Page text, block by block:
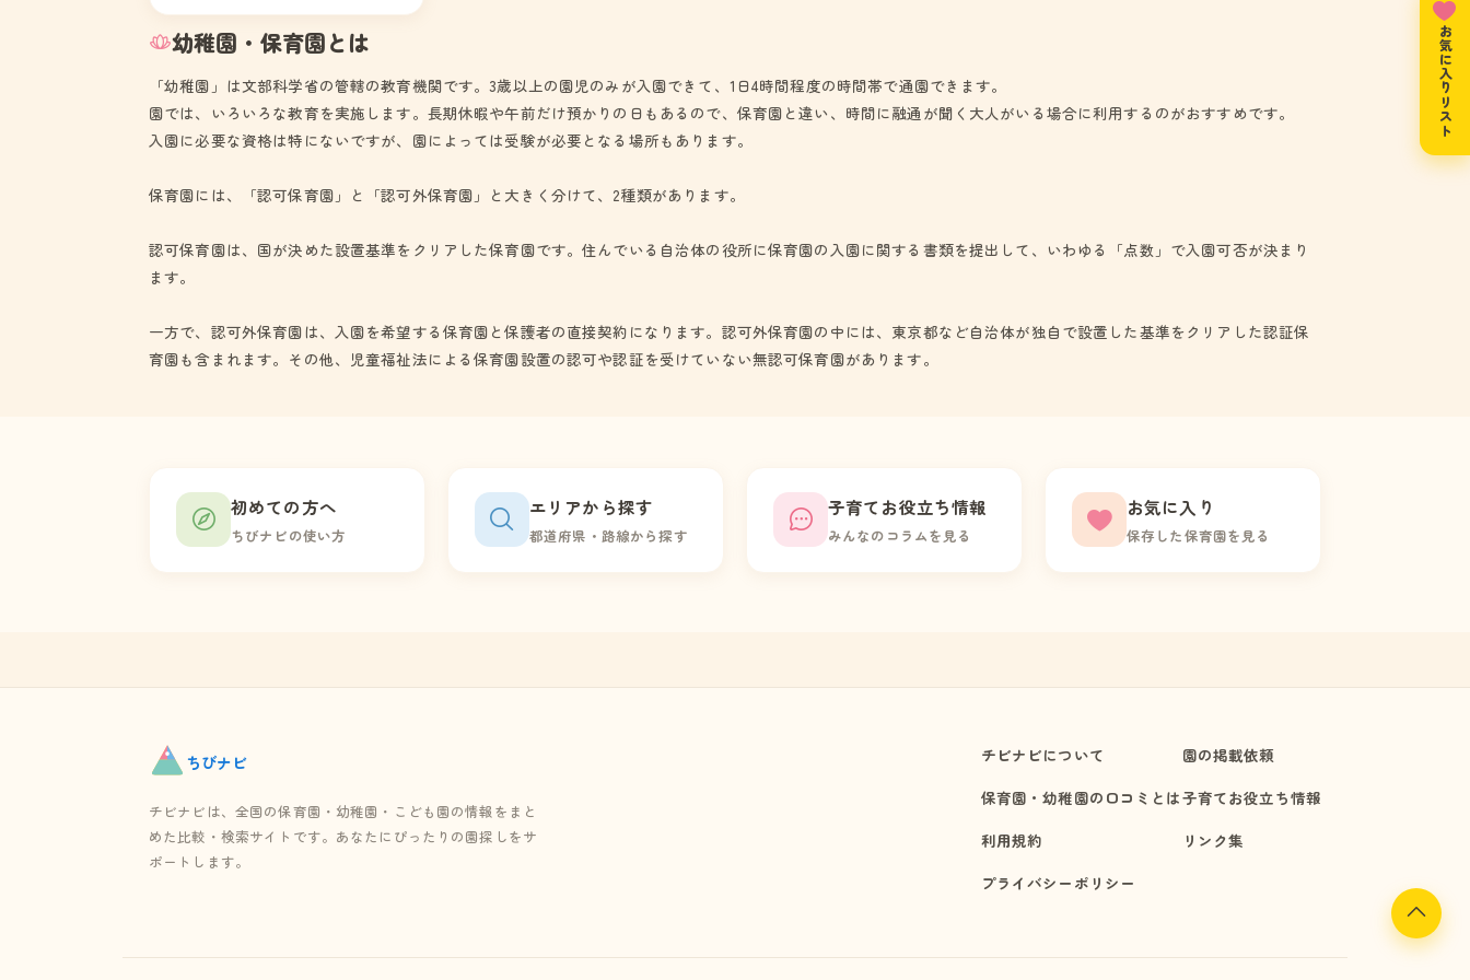
幼稚園・保育園とは
「幼稚園」は文部科学省の管轄の教育機関です。3歳以上の園児のみが入園できて、1日4時間程度の時間帯で通園できます。
園では、いろいろな教育を実施します。長期休暇や午前だけ預かりの日もあるので、保育園と違い、時間に融通が聞く大人がいる場合に利用するのがおすすめです。
入園に必要な資格は特にないですが、園によっては受験が必要となる場所もあります。
保育園には、「認可保育園」と「認可外保育園」と大きく分けて、2種類があります。
認可保育園は、国が決めた設置基準をクリアした保育園です。住んでいる自治体の役所に保育園の入園に関する書類を提出して、いわゆる「点数」で入園可否が決まり
ます。
一方で、認可外保育園は、入園を希望する保育園と保護者の直接契約になります。認可外保育園の中には、東京都など自治体が独自で設置した基準をクリアした認証保
育園も含まれます。その他、児童福祉法による保育園設置の認可や認証を受けていない無認可保育園があります。
初めての方へ
ちびナビの使い方
エリアから探す
都道府県・路線から探す
子育てお役立ち情報
みんなのコラムを見る
お気に入り
保存した保育園を見る
ちびナビ
チビナビは、全国の保育園・幼稚園・こども園の情報をまと
めた比較・検索サイトです。あなたにぴったりの園探しをサ
ポートします。
チビナビについて
保育園・幼稚園の口コミとは
利用規約
プライバシーポリシー
園の掲載依頼
子育てお役立ち情報
リンク集
お気に入りリスト